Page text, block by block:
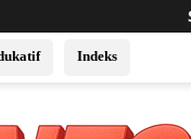
Jadi Tuan Rumah
Indeks